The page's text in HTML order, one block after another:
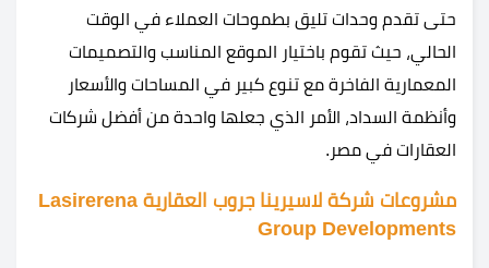
حتى تقدم وحدات تليق بطموحات العملاء في الوقت
الحالي، حيث تقوم باختيار الموقع المناسب والتصميمات
المعمارية الفاخرة مع تنوع كبير في المساحات والأسعار
وأنظمة السداد، الأمر الذي جعلها واحدة من أفضل شركات
العقارات في مصر.
مشروعات شركة لاسيرينا جروب العقارية Lasirerena
Group Developments